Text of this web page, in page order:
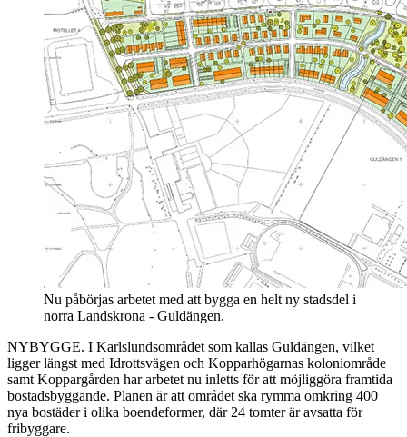
Nu påbörjas arbetet med att bygga en helt ny stadsdel i
norra Landskrona - Guldängen.
NYBYGGE. I Karlslundsområdet som kallas Guldängen, vilket
ligger längst med Idrottsvägen och Kopparhögarnas koloniområde
samt Koppargården har arbetet nu inletts för att möjliggöra framtida
bostadsbyggande. Planen är att området ska rymma omkring 400
nya bostäder i olika boendeformer, där 24 tomter är avsatta för
fribyggare.